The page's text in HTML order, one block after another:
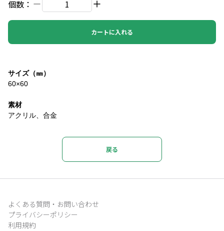
個数：
カートに入れる
サイズ（㎜）
60×60
素材
アクリル、合金
戻る
よくある質問・お問い合わせ
プライバシーポリシー
利用規約